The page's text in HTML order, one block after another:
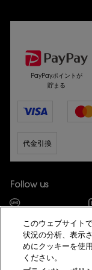
PayPayポイントが
貯まる
代金引換
Follow us
© YSL Beauté
このウェブサイト
状況の分析、表示
めにクッキーを使
ください。